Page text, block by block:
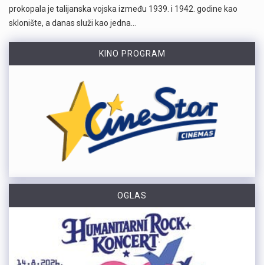
prokopala je talijanska vojska između 1939. i 1942. godine kao
sklonište, a danas služi kao jedna…
KINO PROGRAM
OGLAS